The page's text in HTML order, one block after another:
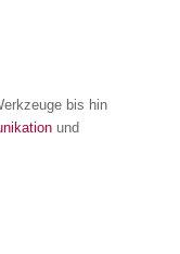
bis hin
und